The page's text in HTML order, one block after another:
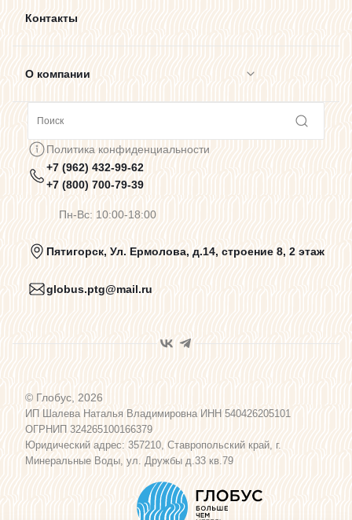
Контакты
О компании
Предупреждения о цветопередаче
Политика конфиденциальности
Пользовательское соглашение
Программа лояльности
Карта сайта
Политика конфиденциальности
+7 (962) 432-99-62
+7 (800) 700-79-39
Пн-Вс: 10:00-18:00
Пятигорск, Ул. Ермолова, д.14, строение 8, 2 этаж
globus.ptg@mail.ru
© Глобус, 2026
ИП Шалева Наталья Владимировна ИНН 540426205101
ОГРНИП 324265100166379
Юридический адрес: 357210, Ставропольский край, г.
Минеральные Воды, ул. Дружбы д.33 кв.79